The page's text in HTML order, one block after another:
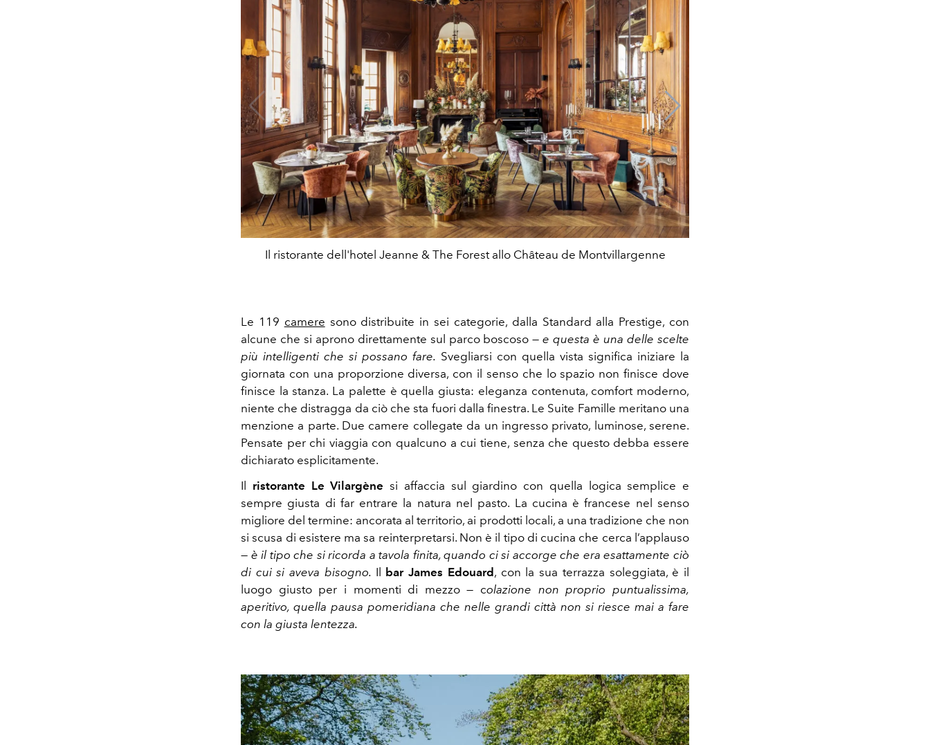
Il ristorante dell'hotel Jeanne & The Forest allo Château de Montvillargenne
Le 119 camere sono distribuite in sei categorie, dalla Standard alla Prestige, con
alcune che si aprono direttamente sul parco boscoso — e questa è una delle scelte
più intelligenti che si possano fare. Svegliarsi con quella vista significa iniziare la
giornata con una proporzione diversa, con il senso che lo spazio non finisce dove
finisce la stanza. La palette è quella giusta: eleganza contenuta, comfort moderno,
niente che distragga da ciò che sta fuori dalla finestra. Le Suite Famille meritano una
menzione a parte. Due camere collegate da un ingresso privato, luminose, serene.
Pensate per chi viaggia con qualcuno a cui tiene, senza che questo debba essere
dichiarato esplicitamente.
Il ristorante Le Vilargène si affaccia sul giardino con quella logica semplice e
sempre giusta di far entrare la natura nel pasto. La cucina è francese nel senso
migliore del termine: ancorata al territorio, ai prodotti locali, a una tradizione che non
si scusa di esistere ma sa reinterpretarsi. Non è il tipo di cucina che cerca l’applauso
— è il tipo che si ricorda a tavola finita, quando ci si accorge che era esattamente ciò
di cui si aveva bisogno. Il bar James Edouard , con la sua terrazza soleggiata, è il
luogo giusto per i momenti di mezzo — colazione non proprio puntualissima,
aperitivo, quella pausa pomeridiana che nelle grandi città non si riesce mai a fare
con la giusta lentezza.